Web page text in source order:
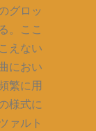
グロッ
。ここ
えない
におい
繁に用
様式に
ァルト